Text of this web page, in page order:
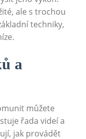
ale s trochou
techniky,
a
můžete
řada videí a
jak provádět